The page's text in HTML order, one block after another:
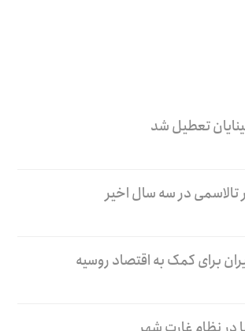
تعطیل شد
برای کمک به اقتصاد روسیه